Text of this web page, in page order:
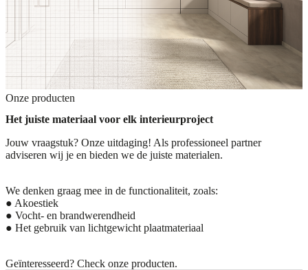
Onze producten
Het juiste materiaal voor elk interieurproject
Jouw vraagstuk? Onze uitdaging! Als professioneel partner
adviseren wij je en bieden we de juiste materialen.
We denken graag mee in de functionaliteit, zoals:
● Akoestiek
● Vocht- en brandwerendheid
● Het gebruik van lichtgewicht plaatmateriaal
Geïnteresseerd? Check onze producten.